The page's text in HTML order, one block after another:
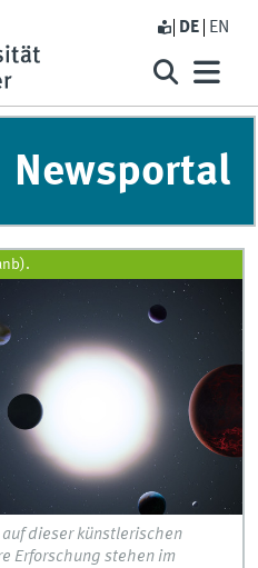
DE EN
Newsportal
dieser künstlerischen
Erforschung stehen im